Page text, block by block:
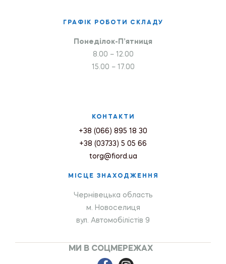
ГРАФІК РОБОТИ СКЛАДУ
Понеділок-П’ятниця
8.00 – 12.00
15.00 – 17.00
КОНТАКТИ
+38 (066) 895 18 30
+38 (03733) 5 05 66
torg@fiord.ua
МІСЦЕ ЗНАХОДЖЕННЯ
Чернівецька область
м. Новоселиця
вул. Автомобілістів 9
МИ В СОЦМЕРЕЖАХ